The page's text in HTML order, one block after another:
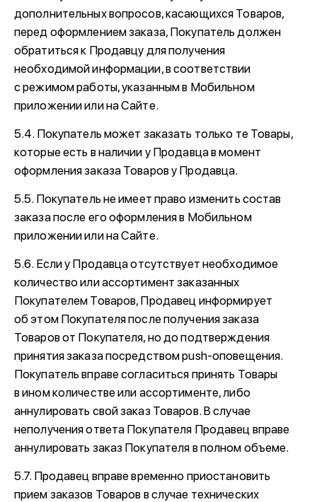
дополнительных вопросов, касающихся Товаров,
перед оформлением заказа, Покупатель должен
обратиться к Продавцу для получения
необходимой информации, в соответствии
с режимом работы, указанным в Мобильном
приложении или на Сайте.
5.4. Покупатель может заказать только те Товары,
которые есть в наличии у Продавца в момент
оформления заказа Товаров у Продавца.
5.5. Покупатель не имеет право изменить состав
заказа после его оформления в Мобильном
приложении или на Сайте.
5.6. Если у Продавца отсутствует необходимое
количество или ассортимент заказанных
Покупателем Товаров, Продавец информирует
об этом Покупателя после получения заказа
Товаров от Покупателя, но до подтверждения
принятия заказа посредством push-оповещения.
Покупатель вправе согласиться принять Товары
в ином количестве или ассортименте, либо
аннулировать свой заказ Товаров. В случае
неполучения ответа Покупателя Продавец вправе
аннулировать заказ Покупателя в полном объеме.
5.7. Продавец вправе временно приостановить
прием заказов Товаров в случае технических